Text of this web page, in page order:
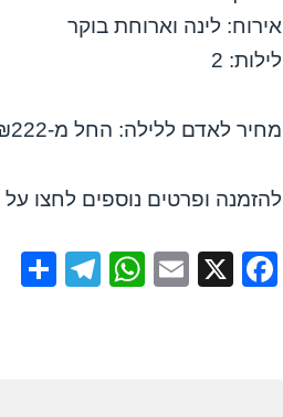
אירוח: לינה וארוחת בוקר
לילות: 2
מחיר לאדם ללילה: החל מ-₪222
להזמנה ופרטים נוספים לחצו על
F
X
E
W
T